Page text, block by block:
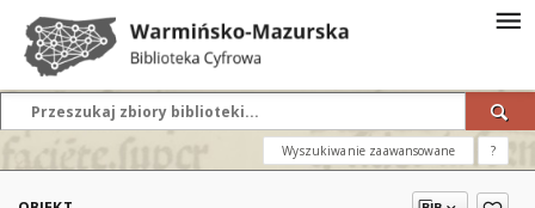
Wyszukiwanie zaawansowane ?